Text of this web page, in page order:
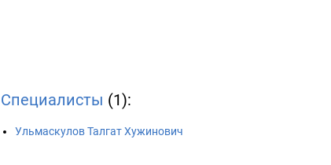
Специалисты (1):
Ульмаскулов Талгат Хужинович